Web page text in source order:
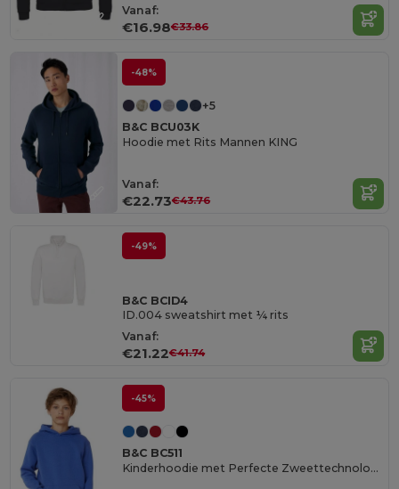
Vanaf:
€16.98€33.86
-48%
+5
B&C BCU03K
Hoodie met Rits Mannen KING
Vanaf:
€22.73€43.76
-49%
B&C BCID4
ID.004 sweatshirt met ¼ rits
Vanaf:
€21.22€41.74
-45%
B&C BC511
Kinderhoodie met Perfecte Zweettechnologie